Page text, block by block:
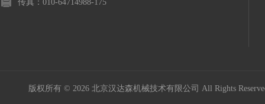
传真：010-64714988-175
版权所有 © 2026 北京汉达森机械技术有限公司 All Rights